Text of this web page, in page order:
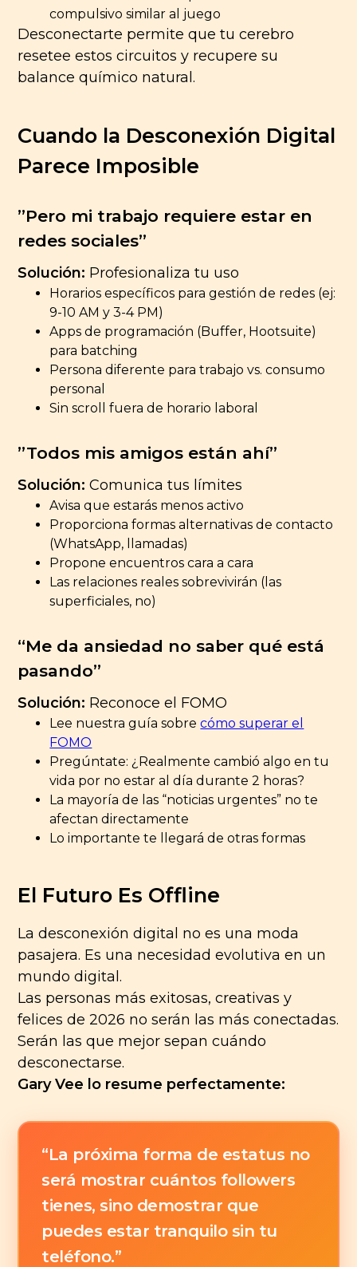
compulsivo similar al juego
Desconectarte permite que tu cerebro
resetee estos circuitos y recupere su
balance químico natural.
Cuando la Desconexión Digital
Parece Imposible
”Pero mi trabajo requiere estar en
redes sociales”
Solución: Profesionaliza tu uso
Horarios específicos para gestión de redes (ej:
9-10 AM y 3-4 PM)
Apps de programación (Buffer, Hootsuite)
para batching
Persona diferente para trabajo vs. consumo
personal
Sin scroll fuera de horario laboral
”Todos mis amigos están ahí”
Solución: Comunica tus límites
Avisa que estarás menos activo
Proporciona formas alternativas de contacto
(WhatsApp, llamadas)
Propone encuentros cara a cara
Las relaciones reales sobrevivirán (las
superficiales, no)
“Me da ansiedad no saber qué está
pasando”
Solución: Reconoce el FOMO
Lee nuestra guía sobrecómo superar el
FOMO
Pregúntate: ¿Realmente cambió algo en tu
vida por no estar al día durante 2 horas?
La mayoría de las “noticias urgentes” no te
afectan directamente
Lo importante te llegará de otras formas
El Futuro Es Offline
La desconexión digital no es una moda
pasajera. Es una necesidad evolutiva en un
mundo digital.
Las personas más exitosas, creativas y
felices de 2026 no serán las más conectadas.
Serán las que mejor sepan cuándo
desconectarse.
Gary Vee lo resume perfectamente:
“La próxima forma de estatus no
será mostrar cuántos followers
tienes, sino demostrar que
puedes estar tranquilo sin tu
teléfono.”